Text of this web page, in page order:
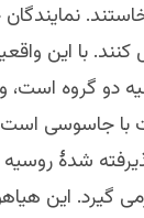
کنند. با این
دو گروه
است.
شدۀ روسیه
گیرد. این